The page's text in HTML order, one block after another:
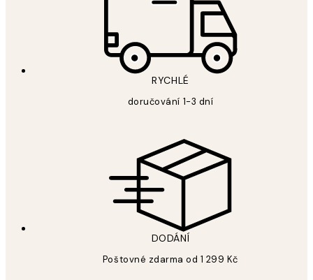
RYCHLÉ
doručování 1-3 dní
DODÁNÍ
Poštovné zdarma od 1 299 Kč